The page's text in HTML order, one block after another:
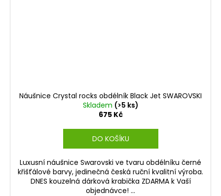
Náušnice Crystal rocks obdélník Black Jet SWAROVSKI
Skladem (>5 ks)
675 Kč
DO KOŠÍKU
Luxusní náušnice Swarovski ve tvaru obdélníku černé
křišťálové barvy, jedinečná česká ruční kvalitní výroba.
DNES kouzelná dárková krabička ZDARMA k Vaší
objednávce! ...